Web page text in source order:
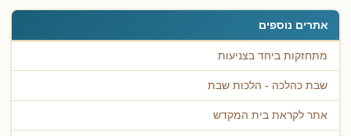
אתרים נוספים
מתחזקות ביחד בצניעות
שבת כהלכה - הלכות שבת
אתר לקראת בית המקדש